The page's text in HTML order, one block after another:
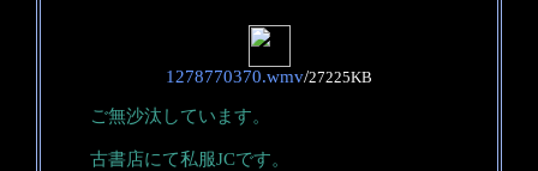
1278770370.wmv/27225KB
ご無沙汰しています。
古書店にて私服JCです。